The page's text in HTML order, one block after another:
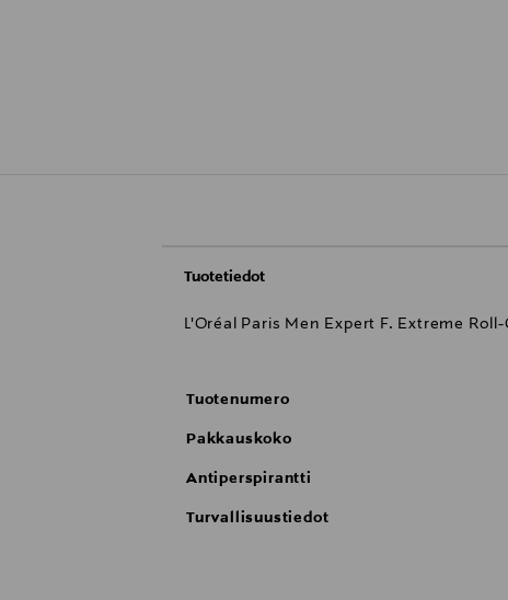
Tuotetiedot
L'Oréal Paris Men Expert F. Extreme
Tuotenumero
Pakkauskoko
Antiperspirantti
Turvallisuustiedot